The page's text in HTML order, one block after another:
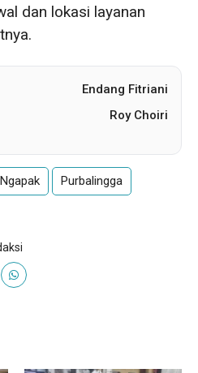
dan lokasi layanan
Endang Fitriani
Roy Choiri
Purbalingga